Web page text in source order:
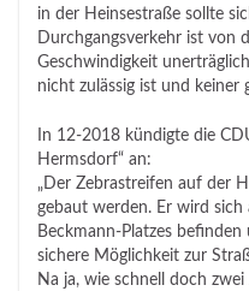
in der Heinsestraße sollte
Durchgangsverkehr ist von
Geschwindigkeit
nicht zulässig ist und keiner
In 12-2018 kündigte die
Hermsdorf“ an:
„Der Zebrastreifen auf der
gebaut werden. Er wird
Beckmann-Platzes
sichere Möglichkeit zur
Na ja, wie schnell doch